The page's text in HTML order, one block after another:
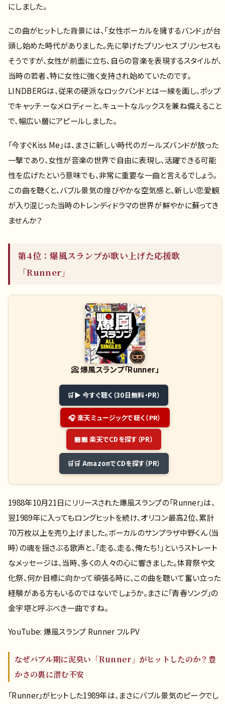
にしました。
この曲がヒットした背景には、「女性ボーカルを擁するバンド」が台
頭し始めた時代がありました。先に挙げたプリンセス プリンセスも
そうですが、女性が前面に立ち、自らの音楽を表現するスタイルが、
当時の若者、特に女性に強く支持され始めていたのです。
LINDBERGは、従来の硬派なロックバンドとは一線を画し、ポップ
でキャッチーなメロディーと、キュートなルックスを兼ね備えること
で、幅広い層にアピールしました。
「今すぐKiss Me」は、まさに新しい時代のガールズバンドが放った
一撃であり、女性が音楽の世界で自由に表現し、活躍できる可能
性を広げたという意味でも、非常に重要な一曲と言えるでしょう。
この曲を聴くと、バブル景気の煌びやかな空気感と、新しい恋愛観
が入り混じった当時のトレンディドラマの世界が鮮やかに蘇ってき
ませんか？
第4位：爆風スランプが歌い上げた応援歌
「Runner」
📀爆風スランプ「Runner」
▶ 今すぐ聴く（30日無料・PR）
🎧 楽天ミュージックで聴く（PR）
🏪 楽天でCDを探す（PR）
🛒 AmazonでCDを探す（PR）
1988年10月21日にリリースされた爆風スランプの「Runner」は、
翌1989年に入ってもロングヒットを続け、オリコン最高2位、累計
70万枚以上を売り上げました。ボーカルのサンプラザ中野くん（当
時）の魂を揺さぶる歌声と、「走る、走る、俺たち！」というストレート
なメッセージは、当時、多くの人々の心に響きました。体育祭や文
化祭、何か目標に向かって頑張る時に、この曲を聴いて奮い立った
経験がある方もいるのではないでしょうか。まさに「青春ソング」の
金字塔と呼ぶべき一曲ですね。
YouTube: 爆風スランプ Runner フルPV
なぜバブル期に泥臭い「Runner」がヒットしたのか？豊
かさの裏に潜む不安
「Runner」がヒットした1989年は、まさにバブル景気のピークでし